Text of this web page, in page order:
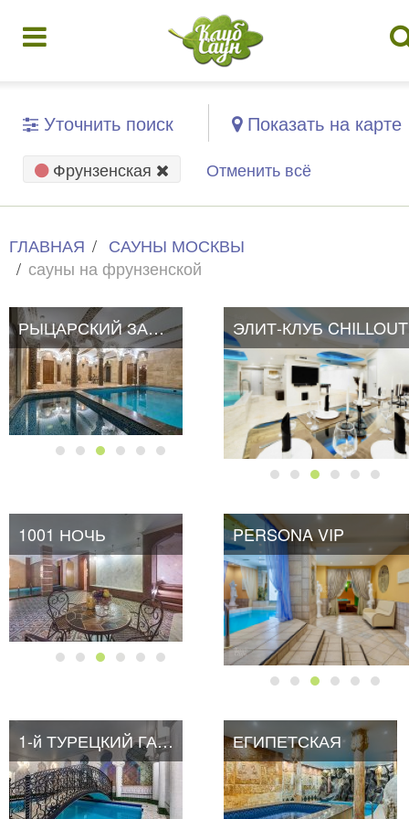
Уточнить поиск Показать на карте
Фрунзенская Отменить всё
ГЛАВНАЯ
САУНЫ МОСКВЫ
сауны на фрунзенской
РЫЦАРСКИЙ ЗАМОК ЭЛИТ-КЛУБ CHILLOUT
1001 НОЧЬ PERSONA VIP
1-й ТУРЕЦКИЙ ГАМБИТ ЕГИПЕТСКАЯ
ЕГИПЕТСКАЯ